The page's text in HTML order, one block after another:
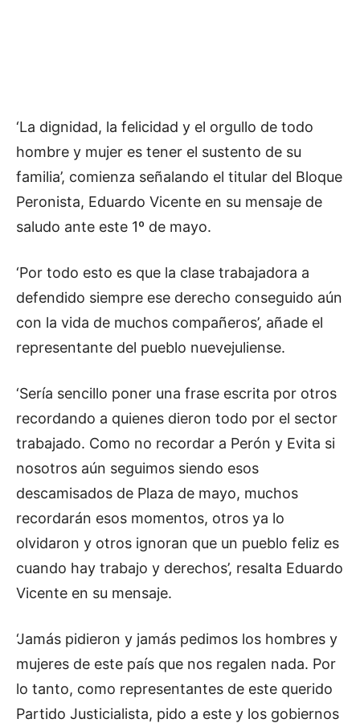
‘La dignidad, la felicidad y el orgullo de todo
hombre y mujer es tener el sustento de su
familia’, comienza señalando el titular del Bloque
Peronista, Eduardo Vicente en su mensaje de
saludo ante este 1º de mayo.
‘Por todo esto es que la clase trabajadora a
defendido siempre ese derecho conseguido aún
con la vida de muchos compañeros’, añade el
representante del pueblo nuevejuliense.
‘Sería sencillo poner una frase escrita por otros
recordando a quienes dieron todo por el sector
trabajado. Como no recordar a Perón y Evita si
nosotros aún seguimos siendo esos
descamisados de Plaza de mayo, muchos
recordarán esos momentos, otros ya lo
olvidaron y otros ignoran que un pueblo feliz es
cuando hay trabajo y derechos’, resalta Eduardo
Vicente en su mensaje.
‘Jamás pidieron y jamás pedimos los hombres y
mujeres de este país que nos regalen nada. Por
lo tanto, como representantes de este querido
Partido Justicialista, pido a este y los gobiernos